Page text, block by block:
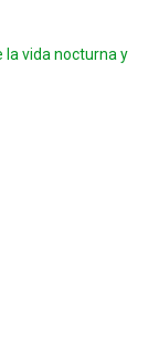
la vida nocturna y